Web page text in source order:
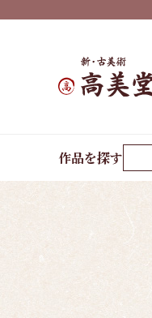
作品を探す
上田 萬秋
有名
覧